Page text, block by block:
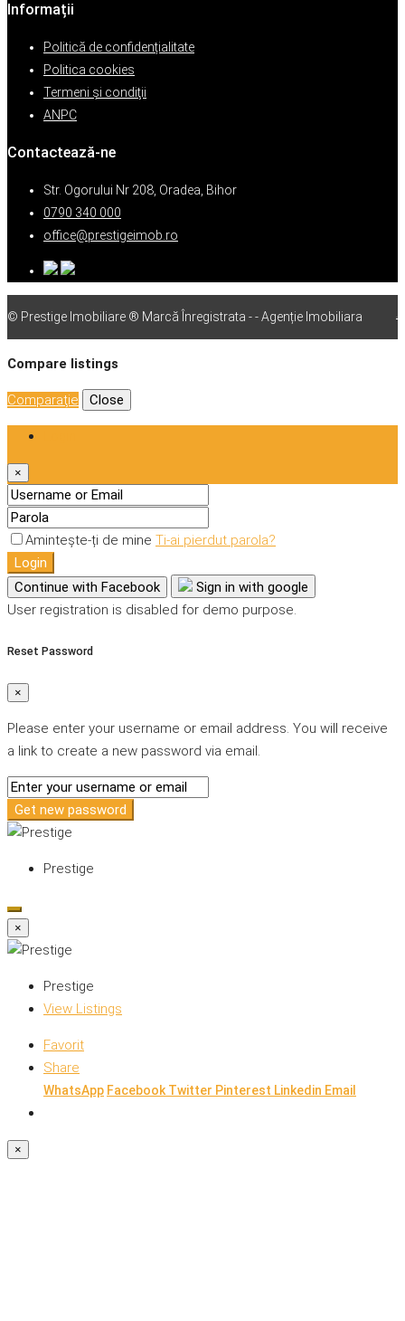
Informații
Politică de confidențialitate
Politica cookies
Termeni şi condiţii
ANPC
Contactează-ne
Str. Ogorului Nr 208, Oradea, Bihor
0790 340 000
office@prestigeimob.ro
© Prestige Imobiliare ® Marcă Înregistrata - - Agenție Imobiliara
Compare listings
Comparaţie Close
×
Amintește-ți de mine Ti-ai pierdut parola?
Login
Continue with Facebook
Sign in with google
User registration is disabled for demo purpose.
Reset Password
×
Please enter your username or email address. You will receive
a link to create a new password via email.
Get new password
Prestige
×
Prestige
View Listings
Favorit
Share
WhatsApp Facebook Twitter Pinterest Linkedin Email
×